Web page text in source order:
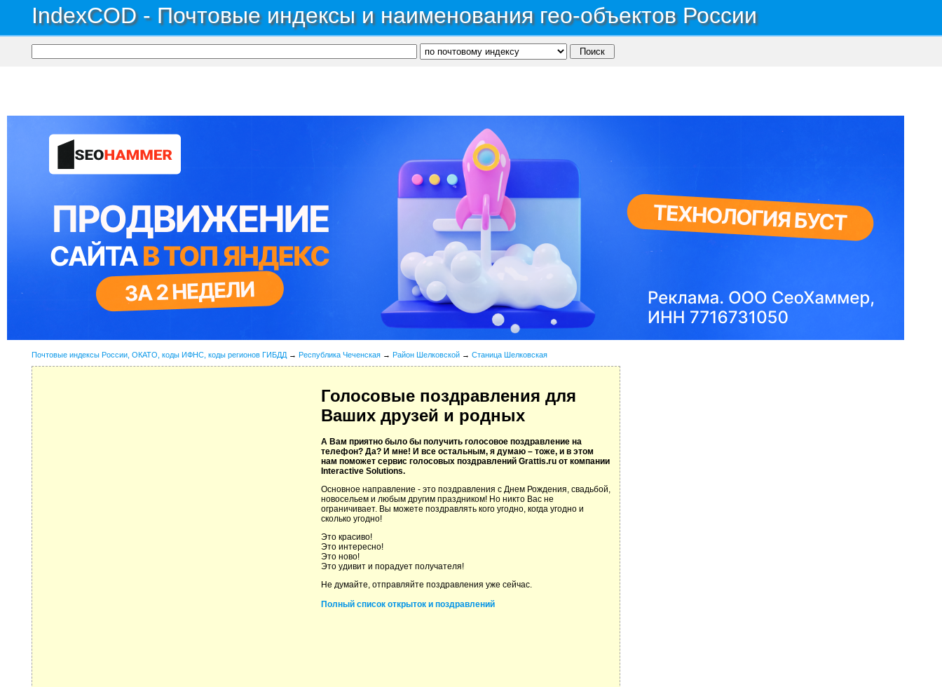
IndexCOD - Почтовые индексы и наименования гео-объектов России
Почтовые индексы России, ОКАТО, коды ИФНС, коды регионов ГИБДД → Республика Чеченская → Район Шелковской → Станица Шелковская
Голосовые поздравления для
Ваших друзей и родных
А Вам приятно было бы получить голосовое поздравление на
телефон? Да? И мне! И все остальным, я думаю – тоже, и в этом
нам поможет сервис голосовых поздравлений Grattis.ru от компании
Interactive Solutions.
Основное направление - это поздравления с Днем Рождения, свадьбой,
новосельем и любым другим праздником! Но никто Вас не
ограничивает. Вы можете поздравлять кого угодно, когда угодно и
сколько угодно!
Это красиво!
Это интересно!
Это ново!
Это удивит и порадует получателя!
Не думайте, отправляйте поздравления уже сейчас.
Полный список открыток и поздравлений